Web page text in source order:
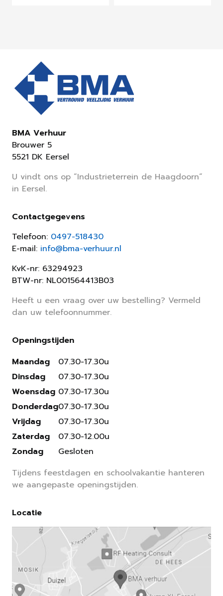
BMA Verhuur
Brouwer 5
5521 DK Eersel
U vindt ons op “Industrieterrein de Haagdoorn”
in Eersel.
Contactgegevens
Telefoon: 0497-518430
E-mail: info@bma-verhuur.nl
KvK-nr: 63294923
BTW-nr: NL001564413B03
Heeft u een vraag over uw bestelling? Vermeld
dan uw telefoonnummer.
Openingstijden
Maandag
Dinsdag
Woensdag
Donderdag
Vrijdag
Zaterdag
Zondag
07.30-17.30u
07.30-17.30u
07.30-17.30u
07.30-17.30u
07.30-17.30u
07.30-12.00u
Gesloten
Tijdens feestdagen en schoolvakantie hanteren
we aangepaste openingstijden.
Locatie